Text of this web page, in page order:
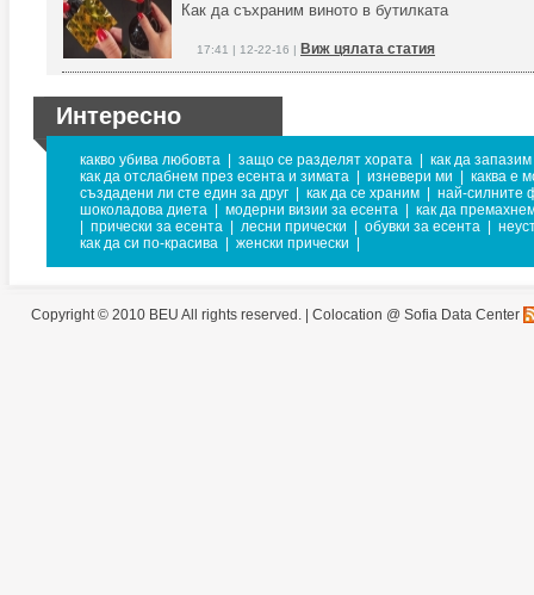
Как да съхраним виното в бутилката
17:41 | 12-22-16 | Виж цялата статия
Интересно
какво убива любовта защо се разделят хората
как да
как да отслабнем през есента и зимата
изневери ми
каква е
създадени ли сте един за друг
как да се храним
най-силните
шоколадова диета
модерни визии за есента
как да
прически за есента лесни прически обувки за есента
как да си по-красива
женски прически
Copyright © 2010 BEU All rights reserved. | Colocation @ Sofia Data Center